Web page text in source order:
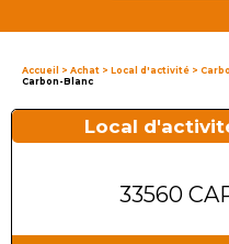
Accueil > Achat > Local d'activité >
Carbon-Blanc
Local
33560